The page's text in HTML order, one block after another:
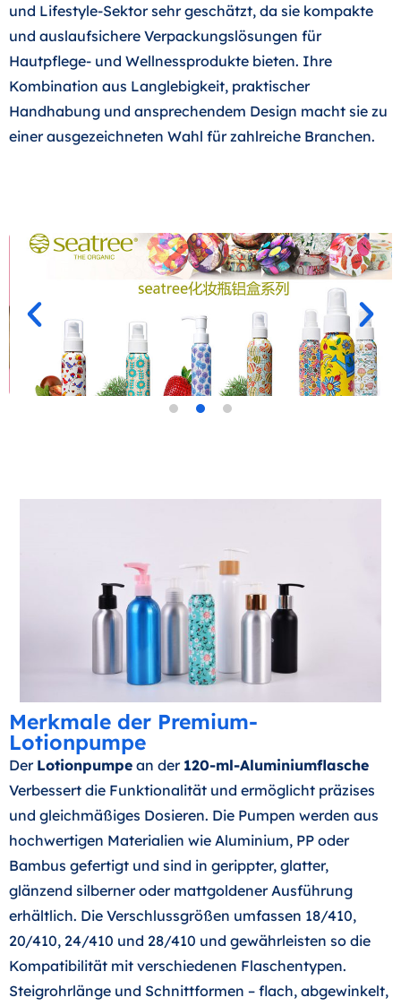
und Lifestyle-Sektor sehr geschätzt, da sie kompakte
und auslaufsichere Verpackungslösungen für
Hautpflege- und Wellnessprodukte bieten. Ihre
Kombination aus Langlebigkeit, praktischer
Handhabung und ansprechendem Design macht sie zu
einer ausgezeichneten Wahl für zahlreiche Branchen.
Merkmale der Premium-
Lotionpumpe
Der Lotionpumpe an der 120-ml-Aluminiumflasche
Verbessert die Funktionalität und ermöglicht präzises
und gleichmäßiges Dosieren. Die Pumpen werden aus
hochwertigen Materialien wie Aluminium, PP oder
Bambus gefertigt und sind in gerippter, glatter,
glänzend silberner oder mattgoldener Ausführung
erhältlich. Die Verschlussgrößen umfassen 18/410,
20/410, 24/410 und 28/410 und gewährleisten so die
Kompatibilität mit verschiedenen Flaschentypen.
Steigrohrlänge und Schnittformen – flach, abgewinkelt,